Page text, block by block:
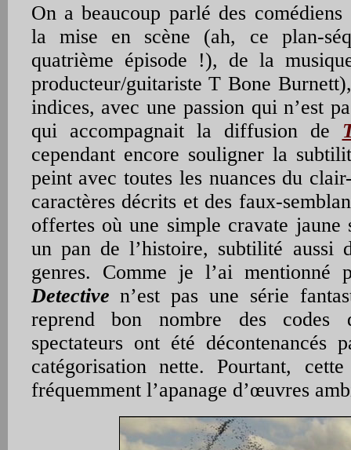
On a beaucoup parlé des
la mise en scène (ah, ce plan-
quatrième épisode !), de la
producteur/guitariste T Bone
indices, avec une passion qui n’est
qui accompagnait la diffusion de
cependant encore souligner la
peint avec toutes les nuances du
caractères décrits et des faux-
offertes où une simple cravate
un pan de l’histoire, subtilité aussi
genres. Comme je l’ai mentionné
Detective n’est pas une série
reprend bon nombre des codes
spectateurs ont été décontenancés
catégorisation nette. Pourtant,
fréquemment l’apanage d’œuvres